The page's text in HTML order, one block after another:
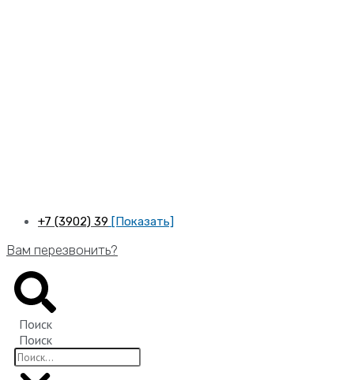
+7 (3902) 39 [Показать]
Вам перезвонить?
Поиск
Поиск